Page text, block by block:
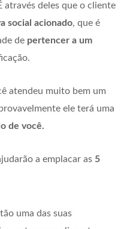
deles que o cliente
social acionado, que é
de pertencer a um
atendeu muito bem um
ele terá uma
de você.
a emplacar as 5
uma das suas